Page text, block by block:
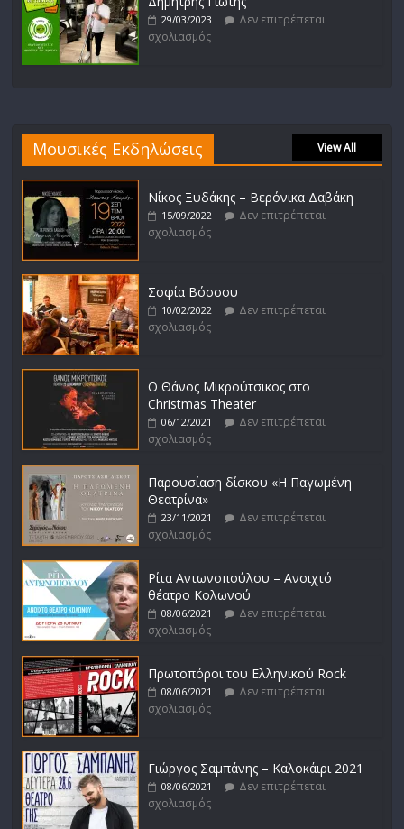
29/03/2023
Δεν επιτρέπεται
σχολιασμός
Μουσικές Εκδηλώσεις View All
Νίκος Ξυδάκης – Βερόνικα Δαβάκη
15/09/2022
Δεν επιτρέπεται
σχολιασμός
Σοφία Βόσσου
10/02/2022
Δεν επιτρέπεται
σχολιασμός
Ο Θάνος Μικρούτσικος στο
Christmas Theater
06/12/2021
Δεν επιτρέπεται
σχολιασμός
Παρουσίαση δίσκου «Η Παγωμένη
Θεατρίνα»
23/11/2021
Δεν επιτρέπεται
σχολιασμός
Ρίτα Αντωνοπούλου – Ανοιχτό
θέατρο Κολωνού
08/06/2021
Δεν επιτρέπεται
σχολιασμός
Πρωτοπόροι του Ελληνικού Rock
08/06/2021
Δεν επιτρέπεται
σχολιασμός
Γιώργος Σαμπάνης – Καλοκάιρι 2021
08/06/2021
Δεν επιτρέπεται
σχολιασμός